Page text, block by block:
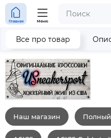
Главная Меню
Наш магазин Полный
Все про товар